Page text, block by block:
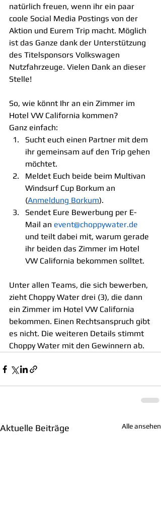
natürlich freuen, wenn ihr ein paar
coole Social Media Postings von der
Aktion und Eurem Trip macht. Möglich
ist das Ganze dank der Unterstützung
des Titelsponsors Volkswagen
Nutzfahrzeuge. Vielen Dank an dieser
Stelle!
So, wie könnt Ihr an ein Zimmer im
Hotel VW California kommen?
Ganz einfach:
Sucht euch einen Partner mit dem
ihr gemeinsam auf den Trip gehen
möchtet.
Meldet Euch beide beim Multivan
Windsurf Cup Borkum an
(Anmeldung Borkum).
Sendet Eure Bewerbung per E-
Mail an event@choppywater.de
und teilt dabei mit, warum gerade
ihr beiden das Zimmer im Hotel
VW California bekommen solltet.
Unter allen Teams, die sich bewerben,
zieht Choppy Water drei (3), die dann
ein Zimmer im Hotel VW California
bekommen. Einen Rechtsanspruch gibt
es nicht. Die weiteren Details stimmt
Choppy Water mit den Gewinnern ab.
Aktuelle Beiträge Alle ansehen